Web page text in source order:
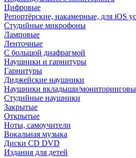
Цифровые
Репортёрские, накамерные, для iOS
Студийные микрофоны
Ламповые
Ленточные
С большой диафрагмой
Наушники и гарнитуры
Гарнитуры
Диджейские наушники
Наушники вкладыши/
Студийные наушники
Закрытые
Открытые
Ноты, самоучители
Вокальная музыка
Диски CD DVD
Издания для детей